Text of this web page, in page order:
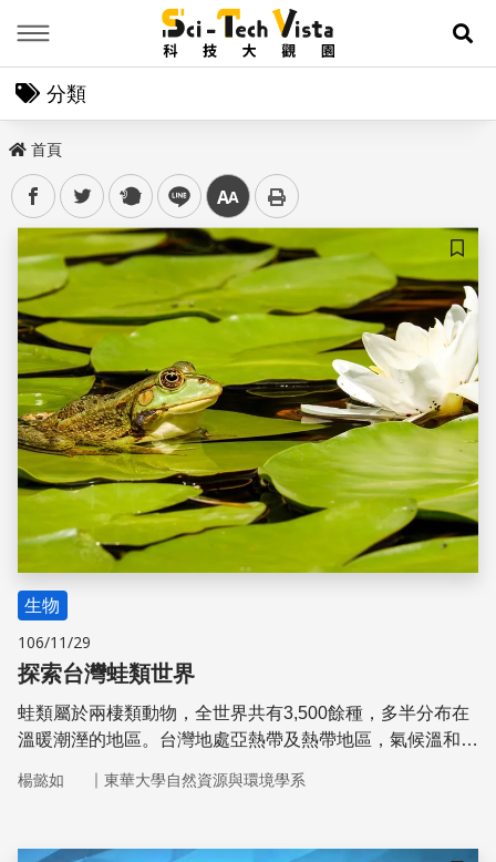
展
分類
首頁
facebooktwitter plurk line 中
儲存
生物
106/11/29
探索台灣蛙類世界
蛙類屬於兩棲類動物，全世界共有3,500餘種，多半分布在
溫暖潮溼的地區。台灣地處亞熱帶及熱帶地區，氣候溫和溼
一﹐因為它們數量多、容易接觸﹐不論在都市、鄉野、小溪
楊懿如 ｜ 東華大學自然資源與環境學系